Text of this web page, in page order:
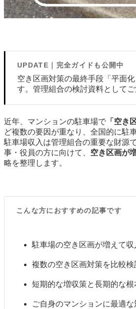
UPDATE｜完全ガイドも公開中
空き区画対策の最終手段「平面化
す。管理組合の検討資料としてご
近年、マンションの駐車場で 「空き
ど複数の要因が重なり、全国的に駐
駐車場収入は管理組合の重要な財源
事・役員の方に向けて、 空き区画が
略を整理します。
こんな方におすすめの記事です
駐車場の空き区画が増えて
複数の空き区画対策を比較
短期的な増収策と長期的な
ご自身のマンションに最適